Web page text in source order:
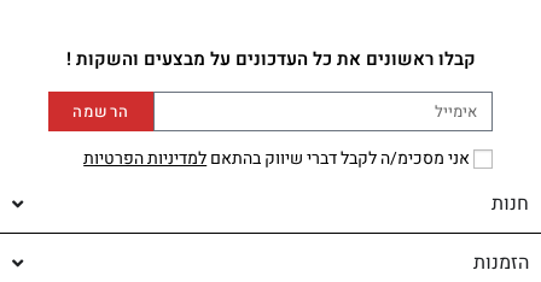
קבלו ראשונים את כל העדכונים על מבצעים והשקות !
אני מסכימ/ה לקבל דברי שיווק בהתאםלמדיניות הפרטיות
הרשמה
חנות
הזמנות